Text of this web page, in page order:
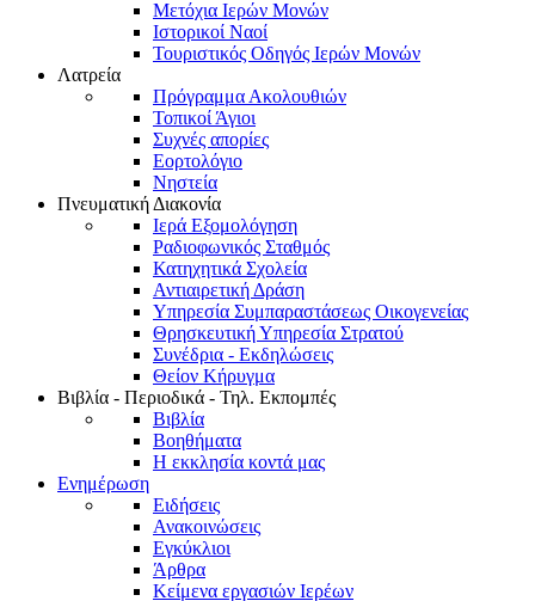
Μετόχια Ιερών Μονών
Ιστορικοί Ναοί
Τουριστικός Οδηγός Ιερών Μονών
Λατρεία
Πρόγραμμα Ακολουθιών
Τοπικοί Άγιοι
Συχνές απορίες
Εορτολόγιο
Νηστεία
Πνευματική Διακονία
Ιερά Εξομολόγηση
Ραδιοφωνικός Σταθμός
Κατηχητικά Σχολεία
Αντιαιρετική Δράση
Υπηρεσία Συμπαραστάσεως Οικογενείας
Θρησκευτική Υπηρεσία Στρατού
Συνέδρια - Εκδηλώσεις
Θείον Κήρυγμα
Βιβλία - Περιοδικά - Τηλ. Εκπομπές
Βιβλία
Βοηθήματα
Η εκκλησία κοντά μας
Ενημέρωση
Ειδήσεις
Ανακοινώσεις
Εγκύκλιοι
Άρθρα
Κείμενα εργασιών Ιερέων